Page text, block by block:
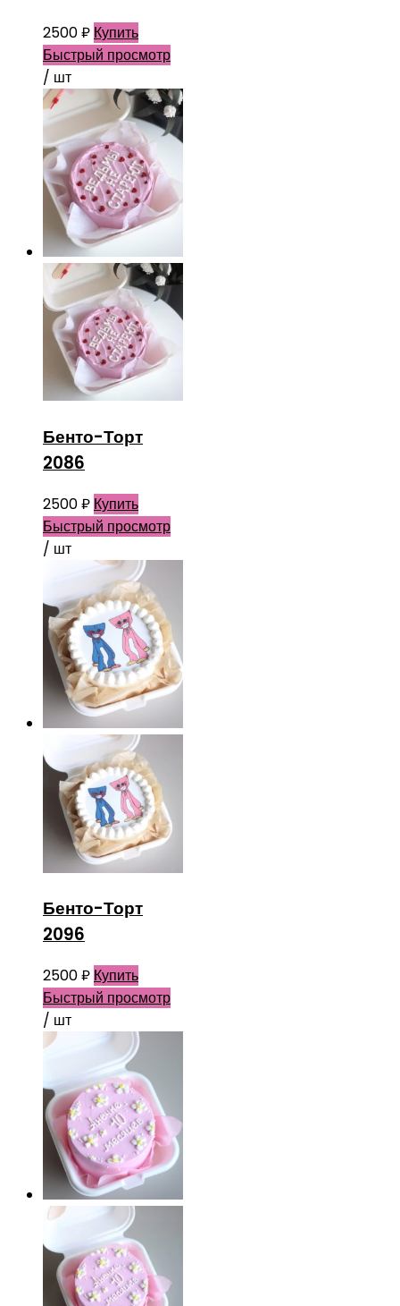
2500₽ Купить
Быстрый просмотр
/ шт
Бенто-Торт
2086
2500₽ Купить
Быстрый просмотр
/ шт
Бенто-Торт
2096
2500₽ Купить
Быстрый просмотр
/ шт